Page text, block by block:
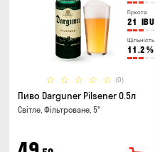
Гіркота
21 IBU
Щільність
11.2 %
(0)
Пиво Darguner Pilsener 0.5л
Світле, Фільтроване, 5°